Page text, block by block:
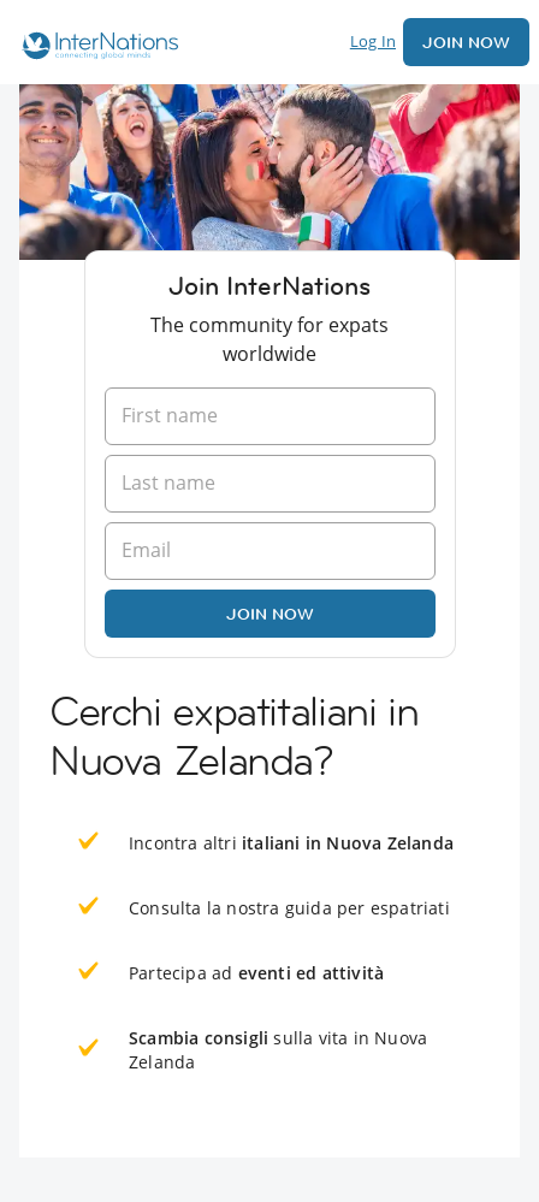
Log In JOIN NOW
Join InterNations
The community for expats
worldwide
JOIN NOW
Cerchi expatitaliani in
Nuova Zelanda?
Incontra altri italiani in Nuova Zelanda
Consulta la nostra guida per espatriati
Partecipa ad eventi ed attività
Scambia consigli sulla vita in Nuova
Zelanda